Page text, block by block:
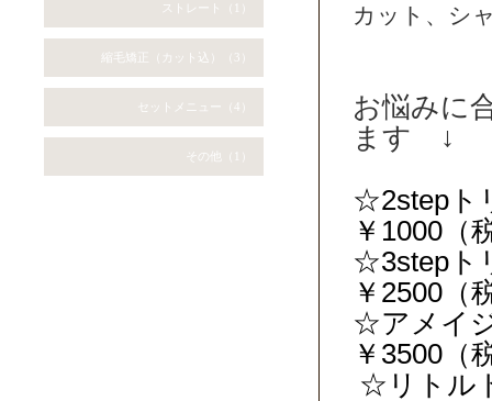
ストレート（1）
縮毛矯正（カット込）（3）
セットメニュー（4）
その他（1）
カット、シ
お悩みに
ます ↓
☆2step
￥1000（
☆3stepト
￥2500（
☆アメイ
￥3500（
☆リトル